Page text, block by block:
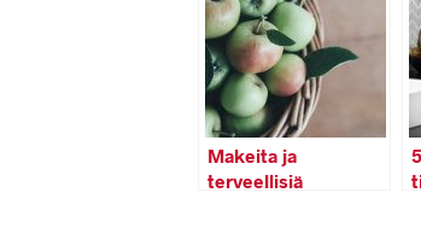
Makeita ja
terveellisiä